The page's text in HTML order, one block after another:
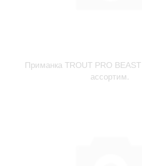
Приманка TROUT PRO
ассортим.